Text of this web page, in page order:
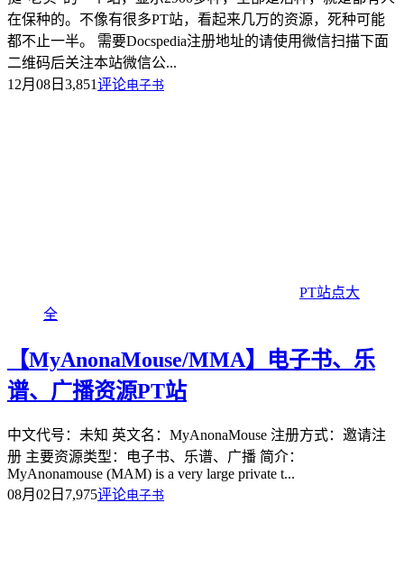
在保种的。不像有很多PT站，看起来几万的资源，死种可能
都不止一半。 需要Docspedia注册地址的请使用微信扫描下面
二维码后关注本站微信公...
12月08日 3,851评论电子书
PT站点大
全
【MyAnonaMouse/MMA】电子书、乐
谱、广播资源PT站
中文代号：未知 英文名：MyAnonaMouse 注册方式：邀请注
册 主要资源类型：电子书、乐谱、广播 简介：
MyAnonamouse (MAM) is a very large private t...
08月02日 7,975评论电子书